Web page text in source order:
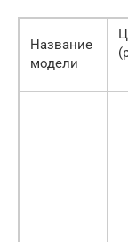
Название
модели